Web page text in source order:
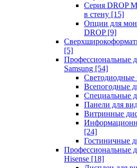
Серия DROP
в стену [15]
Опции для
DROP [9]
[5]
Профессиональные
Samsung [54]
Светодиодные
Всепогодные
Специальные
Панели для
Витринные
[24]
Гостиничные
Профессиональные
Hisense [18]